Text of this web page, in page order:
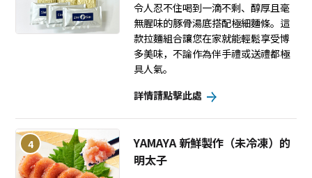
令人忍不住喝到一滴不剩、醇厚且毫
無腥味的豚骨湯底搭配極細麵條。這
款拉麵組合讓您在家就能輕鬆享受博
多美味，不論作為伴手禮或送禮都極
具人氣。
詳情請點擊此處
4
YAMAYA 新鮮製作（未冷凍）的
明太子